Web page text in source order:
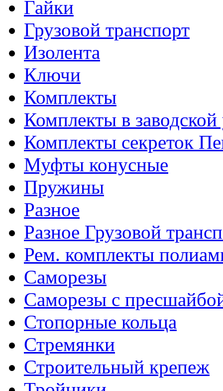
Гайки
Грузовой транспорт
Изолента
Ключи
Комплекты
Комплекты в заводской
Комплекты секреток
Муфты конусные
Пружины
Разное
Разное Грузовой
Рем. комплекты
Саморезы
Саморезы с
Стопорные кольца
Стремянки
Строительный крепеж